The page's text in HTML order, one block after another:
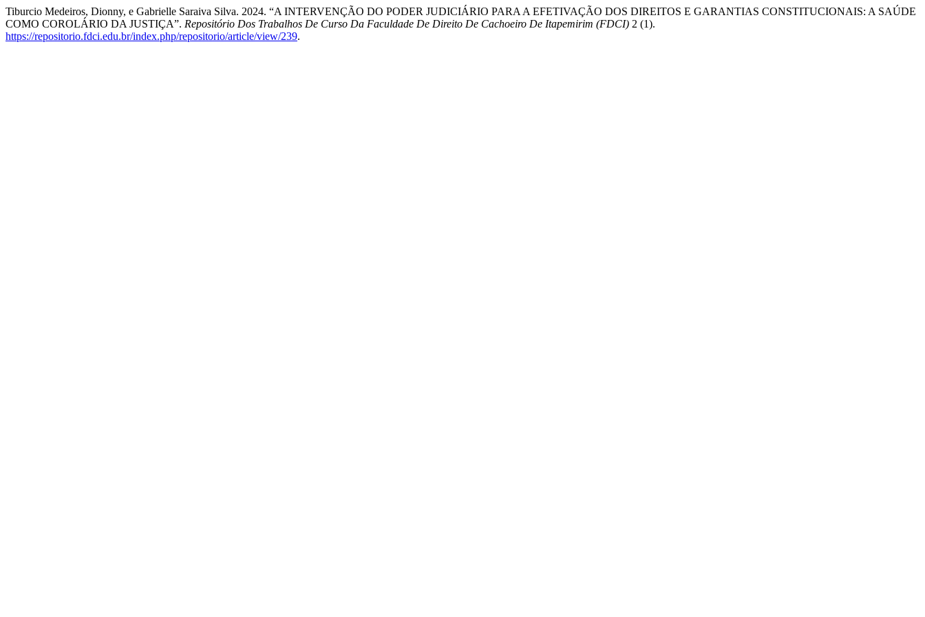
Tiburcio Medeiros, Dionny, e Gabrielle Saraiva Silva. 2024. “A INTERVENÇÃO DO PODER JUDICIÁRIO PARA A EFETIVAÇÃO DOS DIREITOS E GARANTIAS CONSTITUCIONAIS: A SAÚDE
COMO COROLÁRIO DA JUSTIÇA”. Repositório Dos Trabalhos De Curso Da Faculdade De Direito De Cachoeiro De Itapemirim (FDCI) 2 (1).
https://repositorio.fdci.edu.br/index.php/repositorio/article/view/239.